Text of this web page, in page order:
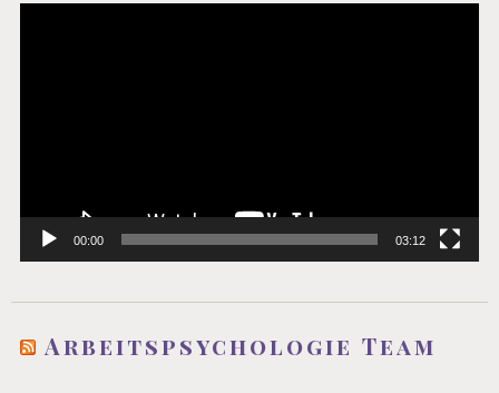
00:00 03:12
Arbeitspsychologie Team